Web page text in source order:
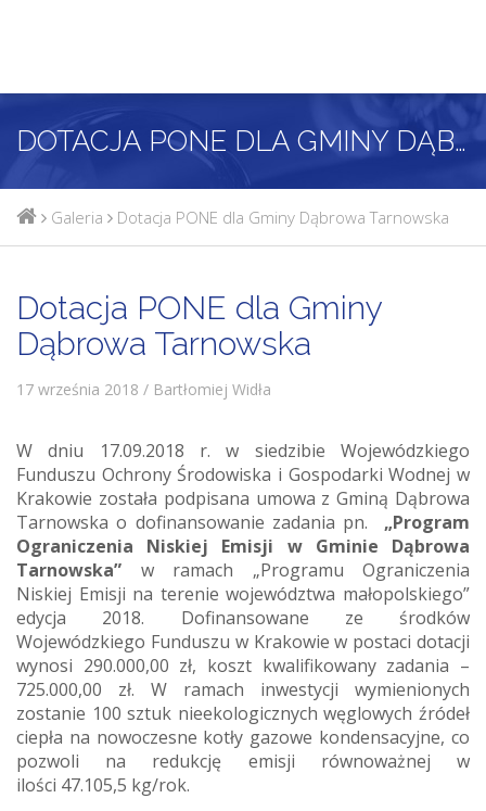
DOTACJA PONE DLA GMINY DĄBROWA TARNOWSKA
Galeria Dotacja PONE dla Gminy Dąbrowa Tarnowska
Dotacja PONE dla Gminy
Dąbrowa Tarnowska
17 września 2018 / Bartłomiej Widła
W dniu 17.09.2018 r. w siedzibie Wojewódzkiego
Funduszu Ochrony Środowiska i Gospodarki Wodnej w
Krakowie została podpisana umowa z Gminą Dąbrowa
Tarnowska o dofinansowanie zadania pn. „Program
Ograniczenia Niskiej Emisji w Gminie Dąbrowa
Tarnowska” w ramach „Programu Ograniczenia
Niskiej Emisji na terenie województwa małopolskiego”
edycja 2018. Dofinansowane ze środków
Wojewódzkiego Funduszu w Krakowie w postaci dotacji
wynosi 290.000,00 zł, koszt kwalifikowany zadania –
725.000,00 zł. W ramach inwestycji wymienionych
zostanie 100 sztuk nieekologicznych węglowych źródeł
ciepła na nowoczesne kotły gazowe kondensacyjne, co
pozwoli na redukcję emisji równoważnej w
ilości 47.105,5 kg/rok.